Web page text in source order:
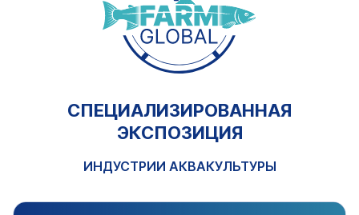
СПЕЦИАЛИЗИРОВАННАЯ
ЭКСПОЗИЦИЯ
ИНДУСТРИИ АКВАКУЛЬТУРЫ